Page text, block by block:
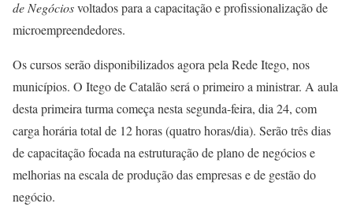
de Negóciosvoltados para a capacitação e profissionalização de
microempreendedores.
Os cursos serão disponibilizados agora pela Rede Itego, nos
municípios. O Itego de Catalão será o primeiro a ministrar. A aula
desta primeira turma começa nesta segunda-feira, dia 24, com
carga horária total de 12 horas (quatro horas/dia). Serão três dias
de capacitação focada na estruturação de plano de negócios e
melhorias na escala de produção das empresas e de gestão do
negócio.